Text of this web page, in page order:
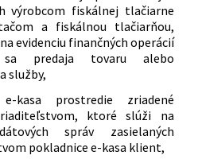
2021 vo veci vyslovenia
ustanovenia § 8a ods. 1
č. 289/2008 Z. z. o používaní
registračnej pokladnice a
a doplnení zákona Slovenskej
rady č. 511/1992 Zb. o správe
poplatkov a o zmenách v sústave
finančných orgánov v znení
výrobcom fiskálnej tlačiarne
a fiskálnou tlačiarňou,
evidenciu finančných operácií
sa predaja tovaru alebo
služby,
kasa prostredie zriadené
ktoré slúži na
správ zasielaných
pokladnice e-kasa klient,